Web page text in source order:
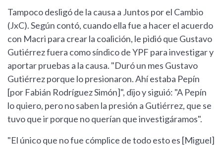
Tampoco desligó de la causa a Juntos por el Cambio
(JxC). Según contó, cuando ella fue a hacer el acuerdo
con Macri para crear la coalición, le pidió que Gustavo
Gutiérrez fuera como síndico de YPF para investigar y
aportar pruebas a la causa. "Duró un mes Gustavo
Gutiérrez porque lo presionaron. Ahí estaba Pepín
[por Fabián Rodríguez Simón]", dijo y siguió: "A Pepín
lo quiero, pero no saben la presión a Gutiérrez, que se
tuvo que ir porque no querían que investigáramos".
"El único que no fue cómplice de todo esto es [Miguel]